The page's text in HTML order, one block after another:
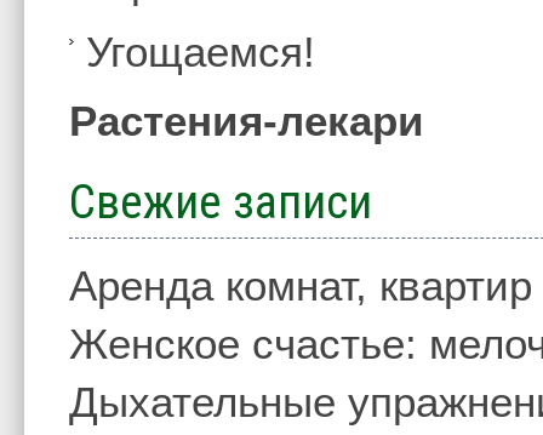
Угощаемся!
Растения-лекари
Свежие записи
Аренда комнат,
Женское счастье:
Дыхательные